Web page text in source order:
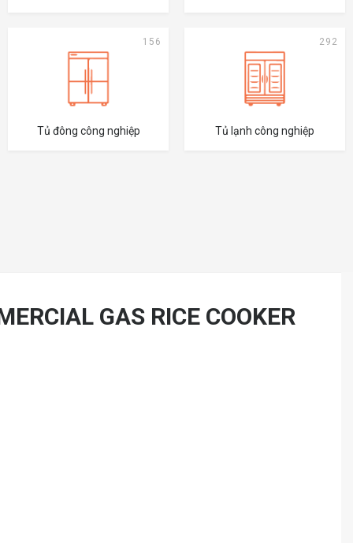
Tủ đông công nghiệp
156
Tủ lạnh công nghiệp
292
GAS RICE COOKER